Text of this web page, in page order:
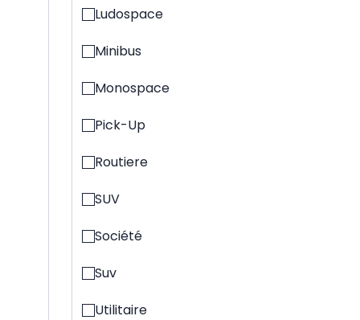
Ludospace
Minibus
Monospace
Pick-Up
Routiere
SUV
Société
Suv
Utilitaire